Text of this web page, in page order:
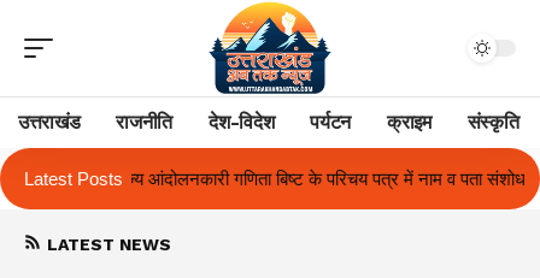
उत्तराखंड राजनीति देश-विदेश पर्यटन क्राइम संस्कृति
Latest Posts
बिष्ट के परिचय पत्र में नाम व पता संशोधन का प्रकरण का हुआ समाधान
LATEST NEWS